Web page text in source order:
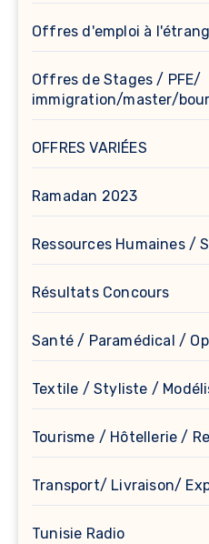
Offres d'emploi à
Offres de Stages / PFE/
immigration/master/
OFFRES VARIÉES
Ramadan 2023
Ressources Humaines /
Résultats Concours
Santé / Paramédical /
Textile / Styliste /
Tourisme / Hôtellerie /
Transport/ Livraison/
Tunisie Radio